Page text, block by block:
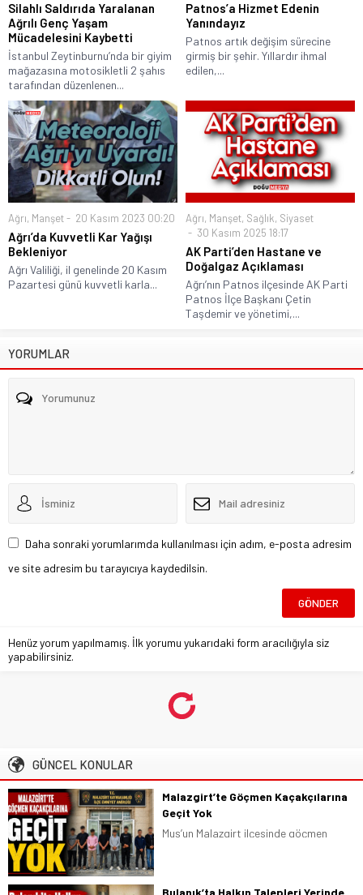
Silahlı Saldırıda Yaralanan
Ağrılı Genç Yaşam
Mücadelesini Kaybetti
İstanbul Zeytinburnu’nda bir giyim
mağazasına motosikletli 2 şahıs
tarafından düzenlenen...
Patnos’a Hizmet Edenin
Yanındayız
Patnos artık değişim sürecine
girmiş bir şehir. Yıllardır ihmal
edilen,...
Ağrı, Manşet 20 Kasım 2023 00:20
Ağrı’da Kuvvetli Kar Yağışı
Bekleniyor
Ağrı Valiliği, il genelinde 20 Kasım
Pazartesi günü kuvvetli karla...
Ağrı, Manşet, Sağlık, Siyaset
30 Kasım 2025 18:17
AK Parti’den Hastane ve
Doğalgaz Açıklaması
Ağrı’nın Patnos ilçesinde AK Parti
Patnos İlçe Başkanı Çetin
Taşdemir ve yönetimi,...
YORUMLAR
Daha sonraki yorumlarımda kullanılması için adım, e-posta adresim
ve site adresim bu tarayıcıya kaydedilsin.
Henüz yorum yapılmamış. İlk yorumu yukarıdaki form aracılığıyla siz
yapabilirsiniz.
GÜNCEL KONULAR
Malazgirt’te Göçmen Kaçakçılarına
Geçit Yok
Muş’un Malazgirt ilçesinde göçmen
Bulanık’ta Halkın Talepleri Yerinde